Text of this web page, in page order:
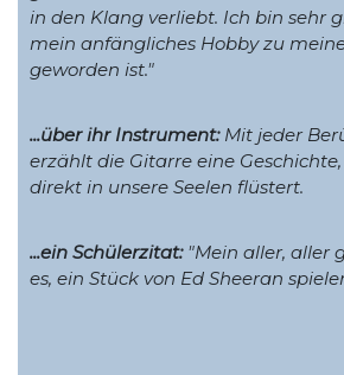
in den Klang verliebt. Ich bin sehr
mein anfängliches Hobby zu
geworden ist."
...über ihr Instrument: Mit jeder
erzählt die Gitarre eine
direkt in unsere Seelen flüstert.
...ein Schülerzitat: "Mein aller, aller
es, ein Stück von Ed Sheeran